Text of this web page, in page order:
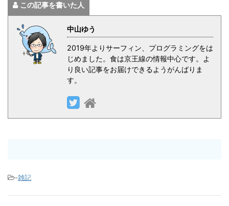
この記事を書いた人
中山ゆう
2019年よりサーフィン、プログラミングをは
じめました。食は京王線の情報中心です。よ
り良い記事をお届けできるようがんばりま
す。
-雑記